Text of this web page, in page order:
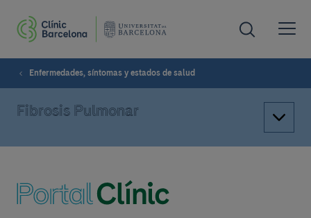
Enfermedades, síntomas y estados de salud
Fibrosis Pulmonar